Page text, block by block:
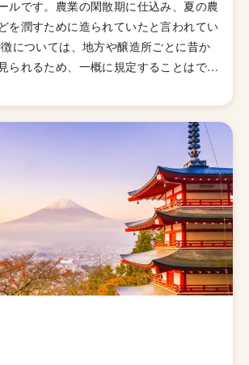
ルです。農業の閑散期に仕込み、夏の農
を潤すために造られていたと言われてい
については、地方や醸造所ごとに昔か
られるため、一概に規定することはでき
ト・アロマのレベルも低く、胡椒に似た
ワのビールが多いです。夏の農作業の合
来の目的にから、酔っ払って仕事ができ
にあアルコール度数も低めなものが多い
語源はシーズンからきており、本来は夏